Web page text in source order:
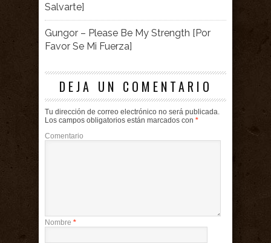
Salvarte]
Gungor – Please Be My Strength [Por
Favor Se Mi Fuerza]
DEJA UN COMENTARIO
Tu dirección de correo electrónico no será publicada.
Los campos obligatorios están marcados con *
Comentario
Nombre *